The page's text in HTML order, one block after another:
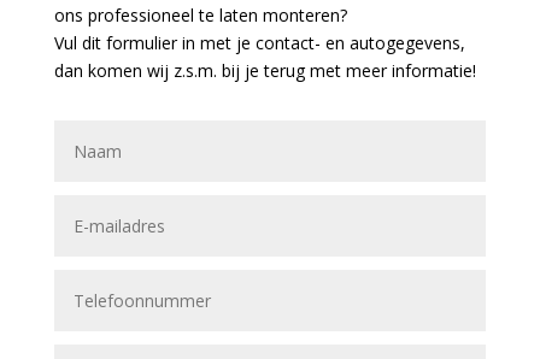
ons professioneel te laten monteren?
Vul dit formulier in met je contact- en autogegevens,
dan komen wij z.s.m. bij je terug met meer informatie!